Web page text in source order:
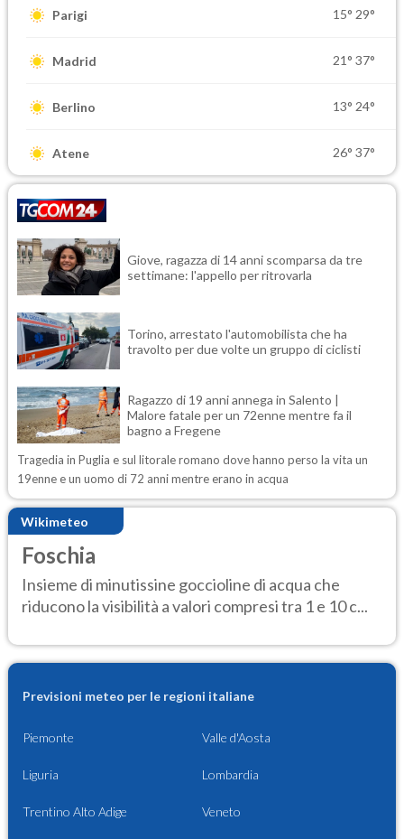
Parigi 15° 29°
Madrid 21° 37°
Berlino 13° 24°
Atene 26° 37°
Giove, ragazza di 14 anni scomparsa da tre
settimane: l'appello per ritrovarla
Torino, arrestato l'automobilista che ha
travolto per due volte un gruppo di ciclisti
Ragazzo di 19 anni annega in Salento |
Malore fatale per un 72enne mentre fa il
bagno a Fregene
Tragedia in Puglia e sul litorale romano dove hanno perso la vita un
19enne e un uomo di 72 anni mentre erano in acqua
Wikimeteo
Foschia
Insieme di minutissine goccioline di acqua che
riducono la visibilità a valori compresi tra 1 e 10 c...
Previsioni meteo per le regioni italiane
Piemonte Valle d'Aosta
Liguria Lombardia
Trentino Alto Adige Veneto